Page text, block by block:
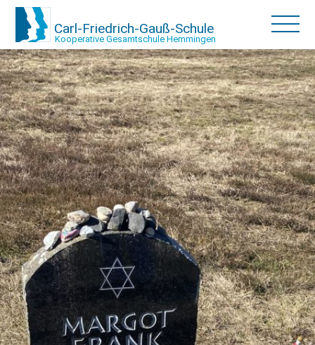
Carl-Friedrich-Gauß-Schule
Kooperative Gesamtschule Hemmingen